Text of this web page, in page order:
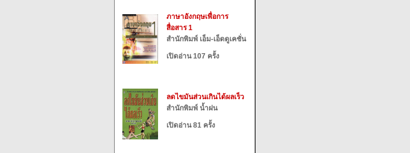
ภาษาอังกฤษเพื่อการ
สื่อสาร 1
สำนักพิมพ์ เอ็ม-เอ็ดดูเคชั่น
เปิดอ่าน 107 ครั้ง
ลดไขมันส่วนเกินได้ผลเร็ว
สำนักพิมพ์ น้ำฝน
เปิดอ่าน 81 ครั้ง